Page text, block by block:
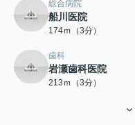
総合病院
船川医院
174ｍ（3分）
歯科
岩瀬歯科医院
213ｍ（3分）